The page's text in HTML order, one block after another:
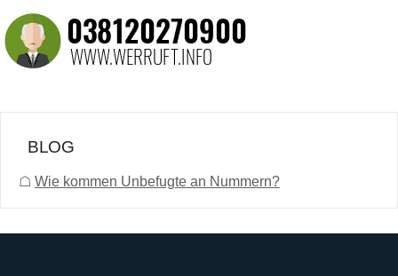
BLOG
☖ Wie kommen Unbefugte an Nummern?